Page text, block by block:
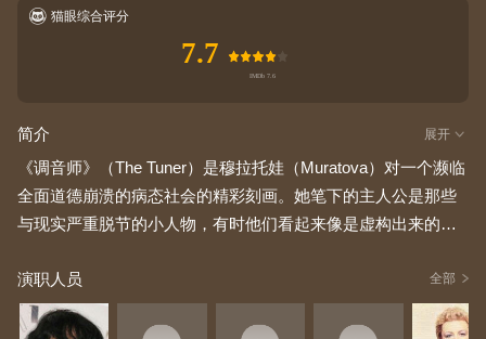
猫眼综合评分
7.7
简介 展开
《调音师》（The Tuner）是穆拉托娃（Muratova）对一个濒临
全面道德崩溃的病态社会的精彩刻画。她笔下的主人公是那些
与现实严重脱节的小人物，有时他们看起来像是虚构出来的，
卑鄙的骗子彻底击败，赋予了他们一种道德力量，使他们的社
会边缘地位得到了正当化。
演职人员 全部